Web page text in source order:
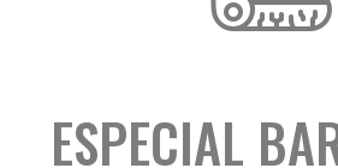
ESPECIAL